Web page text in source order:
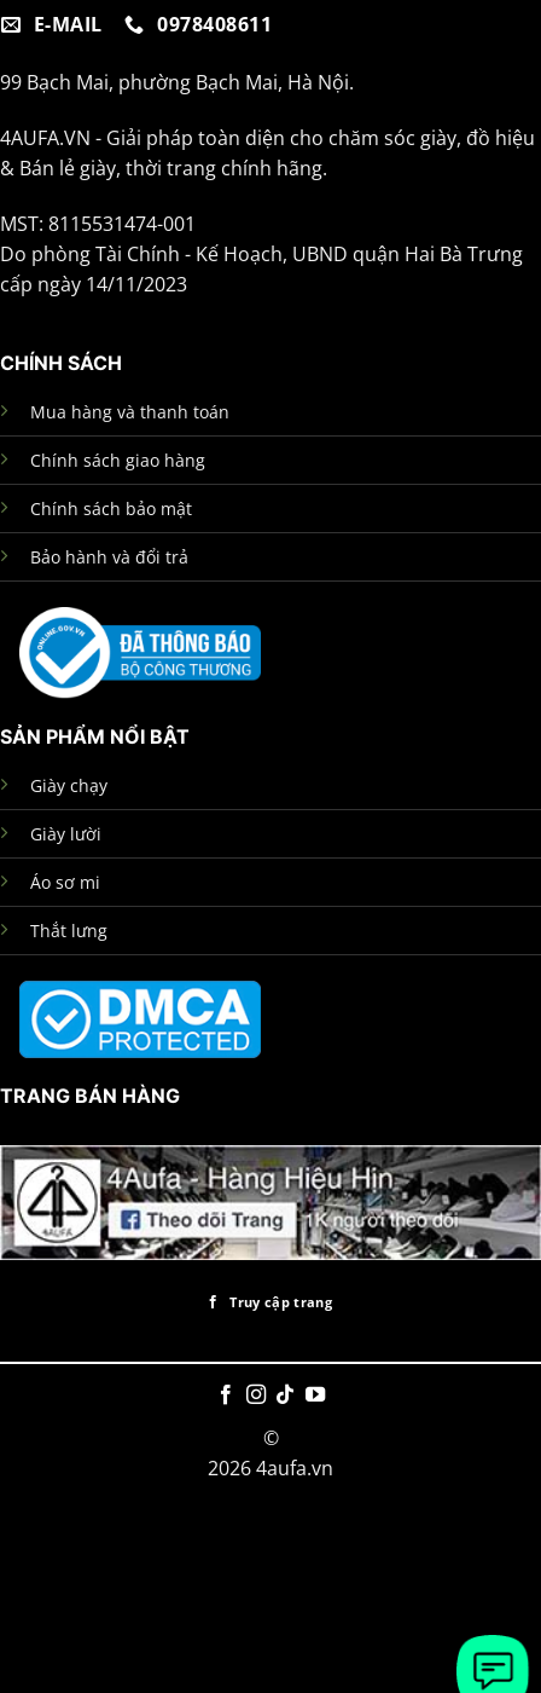
E-MAIL 0978408611
99 Bạch Mai, phường Bạch Mai, Hà Nội.
4AUFA.VN - Giải pháp toàn diện cho chăm sóc giày, đồ hiệu
& Bán lẻ giày, thời trang chính hãng.
MST: 8115531474-001
Do phòng Tài Chính - Kế Hoạch, UBND quận Hai Bà Trưng
cấp ngày 14/11/2023
CHÍNH SÁCH
Mua hàng và thanh toán
Chính sách giao hàng
Chính sách bảo mật
Bảo hành và đổi trả
SẢN PHẨM NỔI BẬT
Giày chạy
Giày lười
Áo sơ mi
Thắt lưng
TRANG BÁN HÀNG
Truy cập trang
©
2026 4aufa.vn